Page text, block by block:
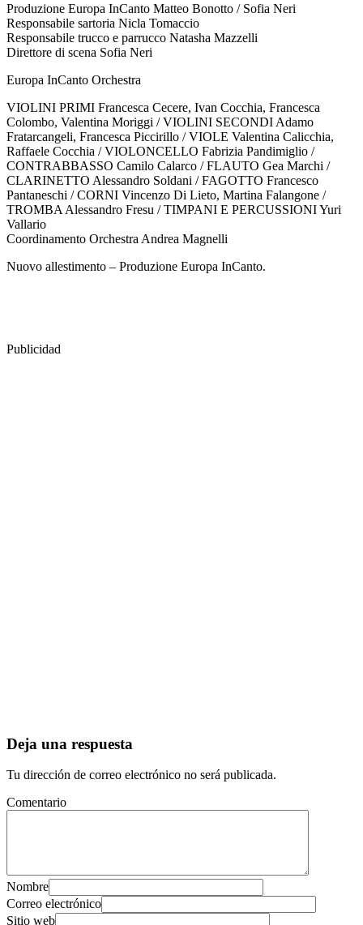
Produzione Europa InCanto Matteo Bonotto / Sofia Neri
Responsabile sartoria Nicla Tomaccio
Responsabile trucco e parrucco Natasha Mazzelli
Direttore di scena Sofia Neri
Europa InCanto Orchestra
VIOLINI PRIMI Francesca Cecere, Ivan Cocchia, Francesca
Colombo, Valentina Moriggi / VIOLINI SECONDI Adamo
Fratarcangeli, Francesca Piccirillo / VIOLE Valentina Calicchia,
Raffaele Cocchia / VIOLONCELLO Fabrizia Pandimiglio /
CONTRABBASSO Camilo Calarco / FLAUTO Gea Marchi /
CLARINETTO Alessandro Soldani / FAGOTTO Francesco
Pantaneschi / CORNI Vincenzo Di Lieto, Martina Falangone /
TROMBA Alessandro Fresu / TIMPANI E PERCUSSIONI Yuri
Vallario
Coordinamento Orchestra Andrea Magnelli
Nuovo allestimento – Produzione Europa InCanto.
Publicidad
Deja una respuesta
Tu dirección de correo electrónico no será publicada.
Comentario
Nombre
Correo electrónico
Sitio web